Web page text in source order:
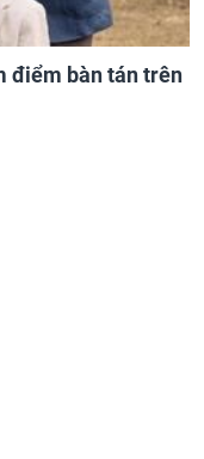
điểm bàn tán trên